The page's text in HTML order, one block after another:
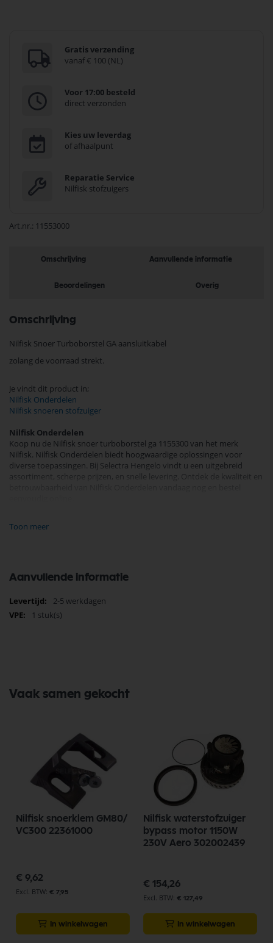
Gratis verzending
vanaf € 100 (NL)
Voor 17:00 besteld
direct verzonden
Kies uw leverdag
of afhaalpunt
Reparatie Service
Nilfisk stofzuigers
Art.nr. 11553000
Omschrijving Aanvullende informatie
Beoordelingen Overig
Omschrijving
Nilfisk Snoer Turboborstel GA aansluitkabel
zolang de voorraad strekt.
Je vindt dit product in;
Nilfisk Onderdelen
Nilfisk snoeren stofzuiger
Nilfisk Onderdelen
Koop nu de Nilfisk snoer turboborstel ga 1155300 van het merk
Nilfisk. Nilfisk Onderdelen biedt hoogwaardige oplossingen voor
diverse toepassingen. Bij Selectra Hengelo vindt u een uitgebreid
assortiment, scherpe prijzen, en snelle levering. Ontdek de kwaliteit en
Toon meer
Aanvullende informatie
Meer
informatie
2-5 werkdagen
1 stuk(s)
Vaak samen gekocht
Nilfisk snoerklem GM80/
VC300 22361000
€ 9,62
€ 7,95
In winkelwagen
Nilfisk waterstofzuiger
bypass motor 1150W
230V Aero 302002439
€ 154,26
€ 127,49
In winkelwagen